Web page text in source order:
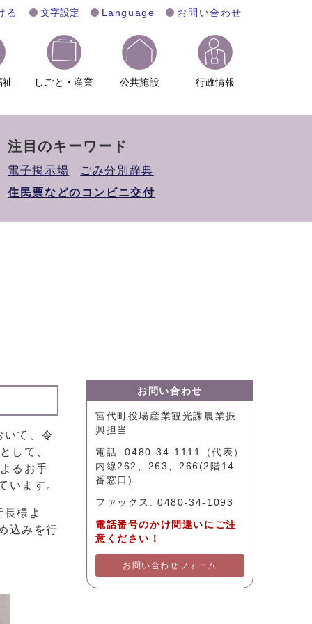
る 文字設定 Language お問い合わせ
祉 しごと・産業 公共施設 行政情報
注目のキーワード
電子掲示場
ごみ分別辞典
住民票などのコンビニ交付
いて、令
して、
るお手
います。
様よ
込みを行
お問い合わせ
宮代町役場産業観光課農業振
興担当
電話: 0480-34-1111（代表）
内線262、263、266(2階14
番窓口)
ファックス: 0480-34-1093
電話番号のかけ間違いにご注
意ください！
お問い合わせフォーム